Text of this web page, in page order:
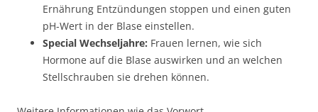
Ernährung Entzündungen stoppen und einen guten
pH-Wert in der Blase einstellen.
Special Wechseljahre: Frauen lernen, wie sich
Hormone auf die Blase auswirken und an welchen
Stellschrauben sie drehen können.